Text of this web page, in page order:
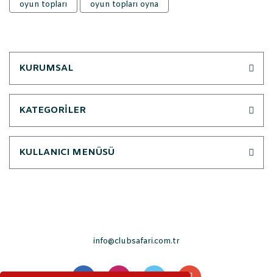
oyun topları
oyun topları oyna
KURUMSAL
KATEGORİLER
KULLANICI MENÜSÜ
info@clubsafari.com.tr